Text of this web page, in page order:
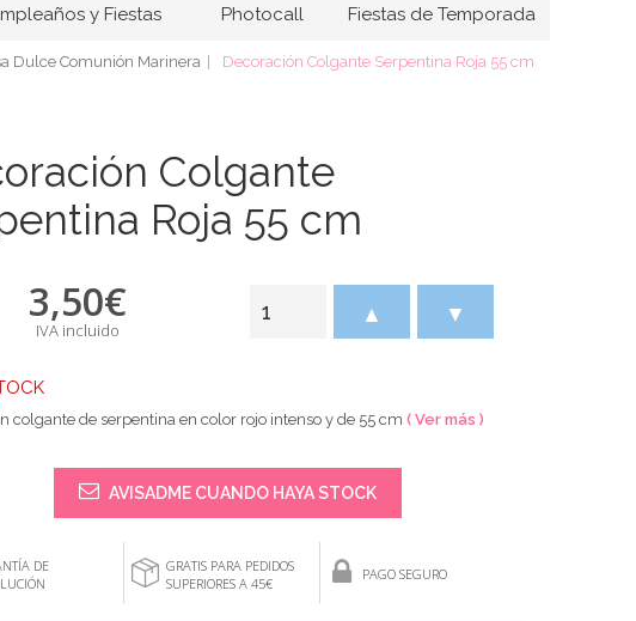
y Fiestas Photocall Fiestas de Temporada
Dulce Comunión Marinera Decoración Colgante Serpentina Roja 55 cm
Colgante
Roja 55 cm
3,50€
IVA incluido
▲ ▼
colgante de serpentina en color rojo intenso y de 55 cm ( Ver más )
AVISADME CUANDO HAYA STOCK
DE
GRATIS PARA PEDIDOS
SUPERIORES A 45€
PAGO SEGURO